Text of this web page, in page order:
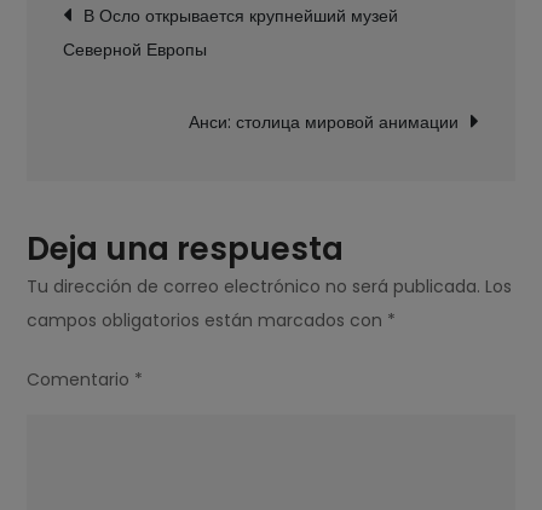
в
римском
de
entradas
В Осло открывается крупнейший музей
Северной Европы
Анси: столица мировой анимации
Deja una respuesta
Tu dirección de correo electrónico no será publicada. Los
campos obligatorios están marcados con *
Comentario *